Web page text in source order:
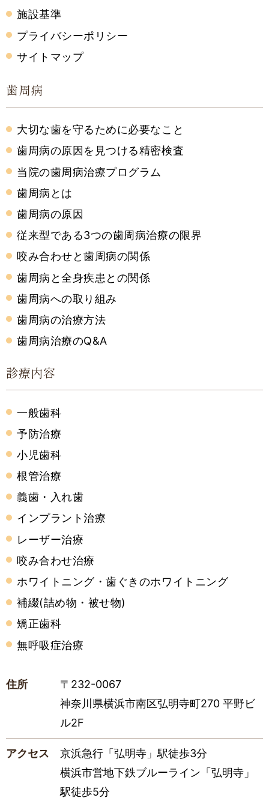
施設基準
プライバシーポリシー
サイトマップ
歯周病
大切な歯を守るために必要なこと
歯周病の原因を見つける精密検査
当院の歯周病治療プログラム
歯周病とは
歯周病の原因
従来型である3つの歯周病治療の限界
咬み合わせと歯周病の関係
歯周病と全身疾患との関係
歯周病への取り組み
歯周病の治療方法
歯周病治療のQ&A
診療内容
一般歯科
予防治療
小児歯科
根管治療
義歯・入れ歯
インプラント治療
レーザー治療
咬み合わせ治療
ホワイトニング・歯ぐきのホワイトニング
補綴(詰め物・被せ物)
矯正歯科
無呼吸症治療
住所
〒232-0067
神奈川県横浜市南区弘明寺町270 平野ビ
ル2F
アクセス
京浜急行「弘明寺」駅徒歩3分
横浜市営地下鉄ブルーライン「弘明寺」
駅徒歩5分